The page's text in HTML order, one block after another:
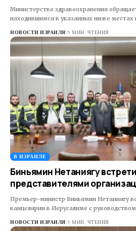
Министерство здравоохранения
находившимся в указанных ниже местах
НОВОСТИ ИЗРАИЛЯ 1 МИН. ЧТЕНИЯ
В ИЗРАИЛЕ
Биньямин Нетаниягу
представителями
Премьер-министр Биньямин Нетаниягу
канцелярии в Иерусалиме с
НОВОСТИ ИЗРАИЛЯ 1 МИН. ЧТЕНИЯ